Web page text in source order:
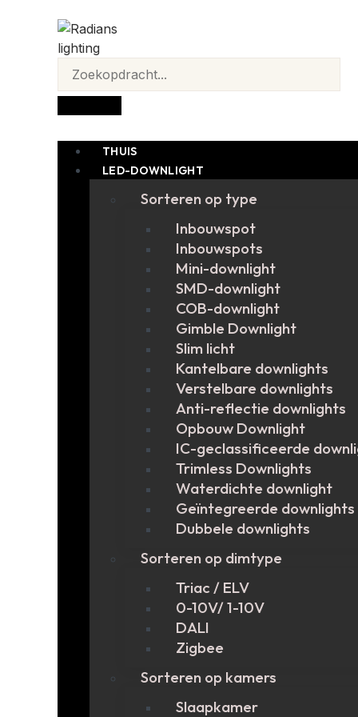
THUIS
LED-DOWNLIGHT
Sorteren op type
Inbouwspot
Inbouwspots
Mini-downlight
SMD-downlight
COB-downlight
Gimble Downlight
Slim licht
Kantelbare downlights
Verstelbare downlights
Anti-reflectie downlights
Opbouw Downlight
IC-geclassificeerde
Trimless Downlights
Waterdichte downlight
Geïntegreerde downlights
Dubbele downlights
Sorteren op dimtype
Triac / ELV
0-10V/ 1-10V
DALI
Zigbee
Sorteren op kamers
Slaapkamer